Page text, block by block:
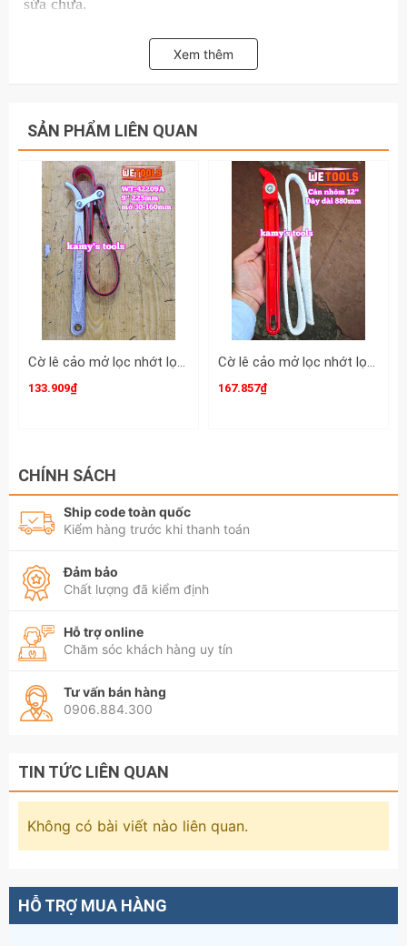
sửa chữa.
Hãy liên hệ với kamytools để được biết thêm thông tin
chi tiết sản phẩm cảo mở lọc dầu lọc nhớt TGT KING
Xem thêm
SẢN PHẨM LIÊN QUAN
Cờ lê cảo mở lọc nhớt lọc dầu bằng dây da chống trượt 9 inch dây dài 520mm Wetools WT-42209A mở 30-160mm
133.909₫
Cờ lê cảo mở lọc nhớt lọc dầu bằng dây cán nhôm 12 inch dây dài 880mm Wetools WT-42212A
167.857₫
CHÍNH SÁCH
Ship code toàn quốc
Kiểm hàng trước khi thanh toán
Đảm bảo
Chất lượng đã kiểm định
Hỗ trợ online
Chăm sóc khách hàng uy tín
Tư vấn bán hàng
0906.884.300
TIN TỨC LIÊN QUAN
Không có bài viết nào liên quan.
HỖ TRỢ MUA HÀNG